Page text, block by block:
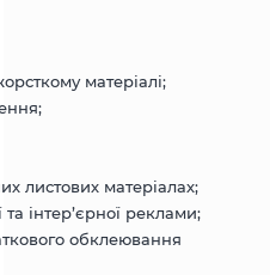
матеріалі;
листових матеріалах;
інтер’єрної реклами;
обклеювання